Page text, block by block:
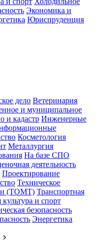
Экономика и
Юриспруденция
дело Ветеринария
и муниципальное
и кадастр Инженерные
Косметология
Металлургия
На базе СПО
деятельность
Проектирование
Техническое
(ТОМТ) Транспортная
и спорт
безопасность
Энергетика